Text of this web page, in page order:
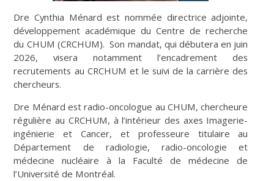
Dre Cynthia Ménard est nommée directrice adjointe,
développement académique du Centre de recherche
du CHUM (CRCHUM). Son mandat, qui débutera en juin
2026, visera notamment l’encadrement des
recrutements au CRCHUM et le suivi de la carrière des
chercheurs.
Dre Ménard est radio-oncologue au CHUM, chercheure
régulière au CRCHUM, à l’intérieur des axes Imagerie-
ingénierie et Cancer, et professeure titulaire au
Département de radiologie, radio-oncologie et
médecine nucléaire à la Faculté de médecine de
l’Université de Montréal.